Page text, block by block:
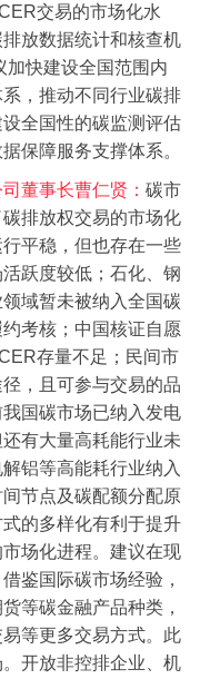
交易的市场化水
放数据统计和核查机
加快建设全国范围内
，推动不同行业碳排
全国性的碳监测评估
保障服务支撑体系。
董事长曹仁贤： 碳市
排放权交易的市场化
平稳，但也存在一些
跃度较低；石化、钢
域暂未被纳入全国碳
考核；中国核证自愿
存量不足；民间市
，且可参与交易的品
国碳市场已纳入发电
有大量高耗能行业未
铝等高能耗行业纳入
节点及碳配额分配原
的多样化有利于提升
场化进程。建议在现
鉴国际碳市场经验，
等碳金融产品种类，
等更多交易方式。 此
开放非控排企业、机